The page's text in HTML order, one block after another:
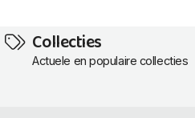
Collecties
Actuele en populaire collecties